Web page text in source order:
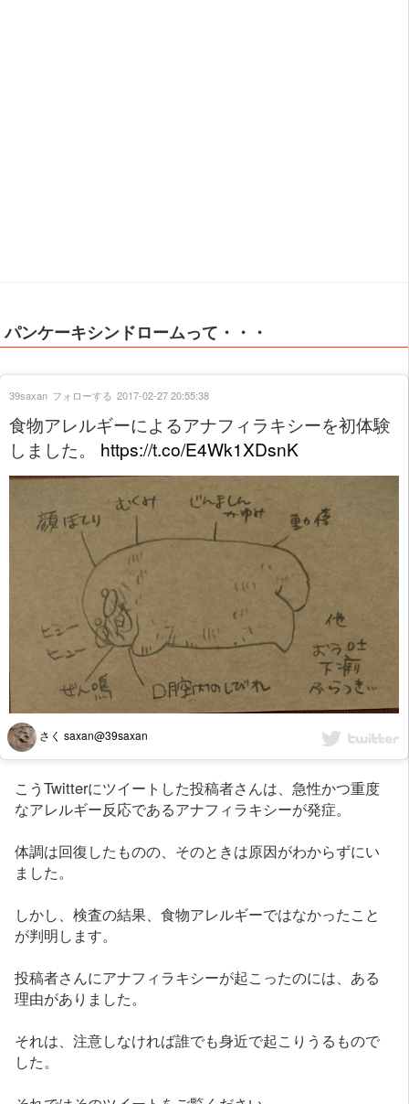
パンケーキシンドロームって・・・
食物アレルギーによるアナフィラキシーを初体験
しました。 https://t.co/E4Wk1XDsnK
さく saxan@39saxan
39saxan フォローする 2017-02-27 20:55:38
こうTwitterにツイートした投稿者さんは、急性かつ重度
なアレルギー反応であるアナフィラキシーが発症。
体調は回復したものの、そのときは原因がわからずにい
ました。
しかし、検査の結果、食物アレルギーではなかったこと
が判明します。
投稿者さんにアナフィラキシーが起こったのには、ある
理由がありました。
それは、注意しなければ誰でも身近で起こりうるもので
した。